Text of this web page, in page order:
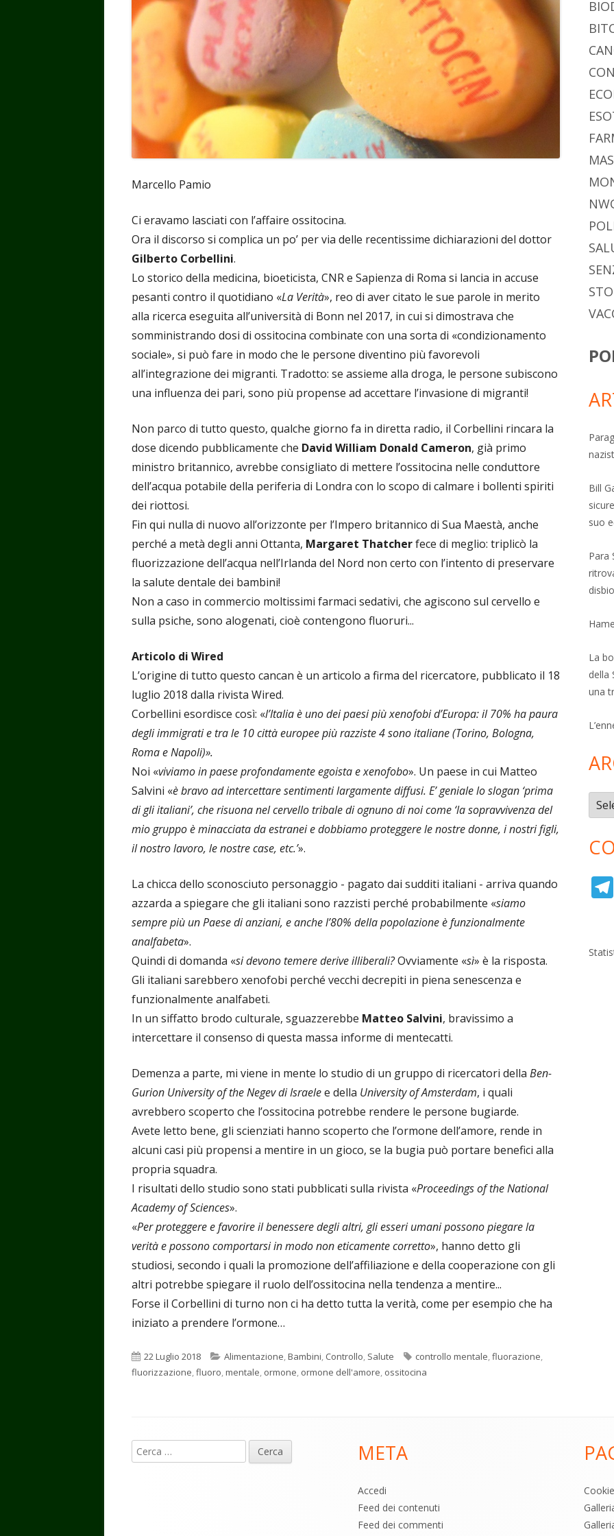
Marcello Pamio
Ci eravamo lasciati con l’affaire ossitocina.
Ora il discorso si complica un po’ per via delle recentissime dichiarazioni del dottor
Gilberto Corbellini.
Lo storico della medicina, bioeticista, CNR e Sapienza di Roma si lancia in accuse
pesanti contro il quotidiano «La Verità», reo di aver citato le sue parole in merito
alla ricerca eseguita all’università di Bonn nel 2017, in cui si dimostrava che
somministrando dosi di ossitocina combinate con una sorta di «condizionamento
sociale», si può fare in modo che le persone diventino più favorevoli
all’integrazione dei migranti. Tradotto: se assieme alla droga, le persone subiscono
una influenza dei pari, sono più propense ad accettare l’invasione di migranti!
Non parco di tutto questo, qualche giorno fa in diretta radio, il Corbellini rincara la
dose dicendo pubblicamente che David William Donald Cameron, già primo
ministro britannico, avrebbe consigliato di mettere l’ossitocina nelle conduttore
dell’acqua potabile della periferia di Londra con lo scopo di calmare i bollenti spiriti
dei riottosi.
Fin qui nulla di nuovo all’orizzonte per l’Impero britannico di Sua Maestà, anche
perché a metà degli anni Ottanta, Margaret Thatcherfece di meglio: triplicò la
fluorizzazione dell’acqua nell’Irlanda del Nord non certo con l’intento di preservare
la salute dentale dei bambini!
Non a caso in commercio moltissimi farmaci sedativi, che agiscono sul cervello e
sulla psiche, sono alogenati, cioè contengono fluoruri...
Articolo di Wired
L’origine di tutto questo cancan è un articolo a firma del ricercatore, pubblicato il 18
luglio 2018 dalla rivista Wired.
Corbellini esordisce così: «l’Italia è uno dei paesi più xenofobi d’Europa: il 70% ha paura
degli immigrati e tra le 10 città europee più razziste 4 sono italiane (Torino, Bologna,
Roma e Napoli)».
Noi «viviamo in paese profondamente egoista e xenofobo». Un paese in cui Matteo
Salvini «è bravo ad intercettare sentimenti largamente diffusi. E’ geniale lo slogan ‘prima
di gli italiani’, che risuona nel cervello tribale di ognuno di noi come ‘la sopravvivenza del
mio gruppo è minacciata da estranei e dobbiamo proteggere le nostre donne, i nostri figli,
il nostro lavoro, le nostre case, etc.’».
La chicca dello sconosciuto personaggio - pagato dai sudditi italiani - arriva quando
azzarda a spiegare che gli italiani sono razzisti perché probabilmente «siamo
sempre più un Paese di anziani, e anche l’80% della popolazione è funzionalmente
analfabeta».
Quindi di domanda «si devono temere derive illiberali?Ovviamente «sì» è la risposta.
Gli italiani sarebbero xenofobi perché vecchi decrepiti in piena senescenza e
funzionalmente analfabeti.
In un siffatto brodo culturale, sguazzerebbe Matteo Salvini, bravissimo a
intercettare il consenso di questa massa informe di mentecatti.
Demenza a parte, mi viene in mente lo studio di un gruppo di ricercatori della Ben-
Gurion University of the Negev di Israelee della University of Amsterdam, i quali
avrebbero scoperto che l’ossitocina potrebbe rendere le persone bugiarde.
Avete letto bene, gli scienziati hanno scoperto che l’ormone dell’amore, rende in
alcuni casi più propensi a mentire in un gioco, se la bugia può portare benefici alla
propria squadra.
I risultati dello studio sono stati pubblicati sulla rivista «Proceedings of the National
Academy of Sciences».
«Per proteggere e favorire il benessere degli altri, gli esseri umani possono piegare la
verità e possono comportarsi in modo non eticamente corretto», hanno detto gli
studiosi, secondo i quali la promozione dell’affiliazione e della cooperazione con gli
altri potrebbe spiegare il ruolo dell’ossitocina nella tendenza a mentire...
Forse il Corbellini di turno non ci ha detto tutta la verità, come per esempio che ha
iniziato a prendere l’ormone…
Pubblicato
22 Luglio 2018 Categorie
Alimentazione,Bambini, Controllo, Salute Tag
controllo mentale,fluorazione,
fluorizzazione,fluoro,mentale, ormone, ormone dell'amore, ossitocina
Bill
suo
Para
La
della
una
piè
Ricerca
per:
META
Accedi
Feed dei contenuti
Feed dei commenti